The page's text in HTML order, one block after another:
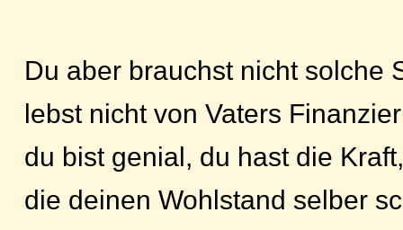
Du aber brauchst nicht solche
lebst nicht von Vaters
du bist genial, du hast die Kraft,
die deinen Wohlstand selber